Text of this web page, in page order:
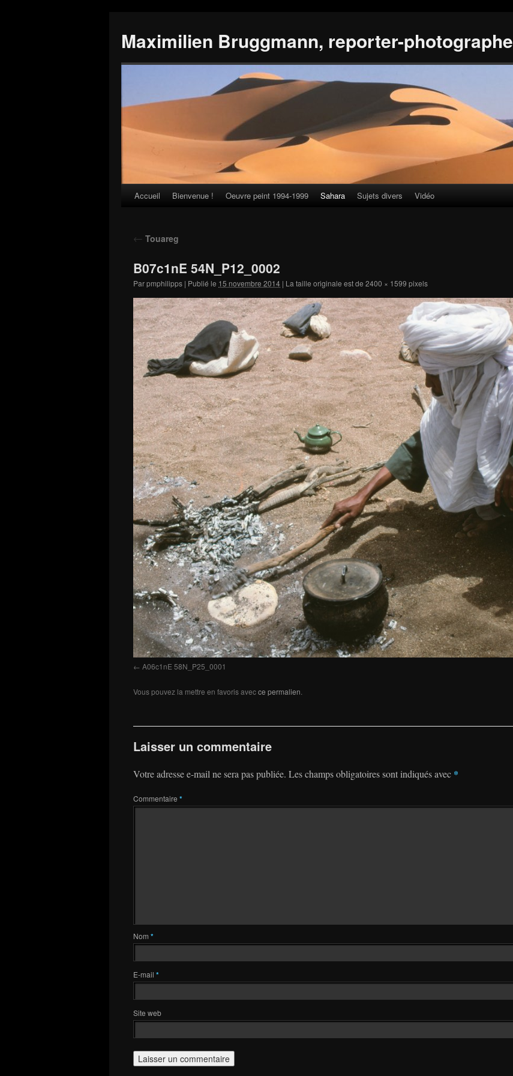
Maximilien Bruggmann, reporter-photographe
Skip
content
Accueil Bienvenue ! Oeuvre peint 1994-1999 Sahara Sujets divers Vidéo
← Touareg
B07c1nE 54N_P12_0002
Parpmphilipps | Publié le 15 novembre 2014 | La taille originale est de 2400 × 1599 pixels
A06c1nE 58N_P25_0001
Vous pouvez la mettre en favoris avecce permalien.
Laisser un commentaire
Votre adresse e-mail ne sera pas publiée. Les champs obligatoires sont indiqués avec *
Commentaire *
Nom *
E-mail *
Site web